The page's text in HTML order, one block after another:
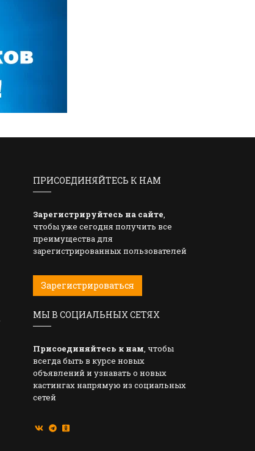
ПРИСОЕДИНЯЙТЕСЬ К НАМ
Зарегистрируйтесь на сайте,
чтобы уже сегодня получить все
преимущества для
зарегистрированных пользователей
Зарегистрироваться
МЫ В СОЦИАЛЬНЫХ СЕТЯХ
Присоединяйтесь к нам, чтобы
всегда быть в курсе новых
объявлений и узнавать о новых
кастингах напрямую из социальных
сетей